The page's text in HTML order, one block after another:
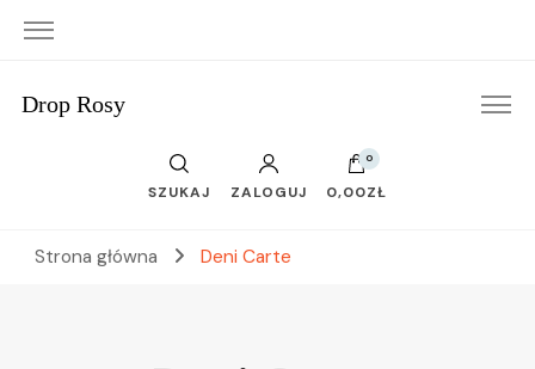
Drop Rosy
SZUKAJ ZALOGUJ
0
0,00ZŁ
Strona główna Deni Carte